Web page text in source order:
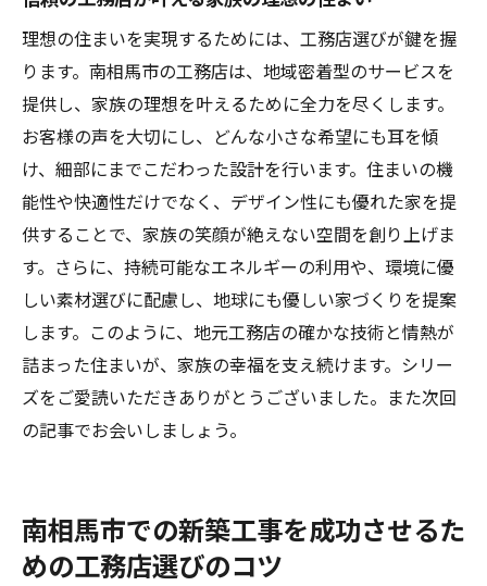
理想の住まいを実現するためには、工務店選びが鍵を握
ります。南相馬市の工務店は、地域密着型のサービスを
提供し、家族の理想を叶えるために全力を尽くします。
お客様の声を大切にし、どんな小さな希望にも耳を傾
け、細部にまでこだわった設計を行います。住まいの機
能性や快適性だけでなく、デザイン性にも優れた家を提
供することで、家族の笑顔が絶えない空間を創り上げま
す。さらに、持続可能なエネルギーの利用や、環境に優
しい素材選びに配慮し、地球にも優しい家づくりを提案
します。このように、地元工務店の確かな技術と情熱が
詰まった住まいが、家族の幸福を支え続けます。シリー
ズをご愛読いただきありがとうございました。また次回
の記事でお会いしましょう。
南相馬市での新築工事を成功させるた
めの工務店選びのコツ